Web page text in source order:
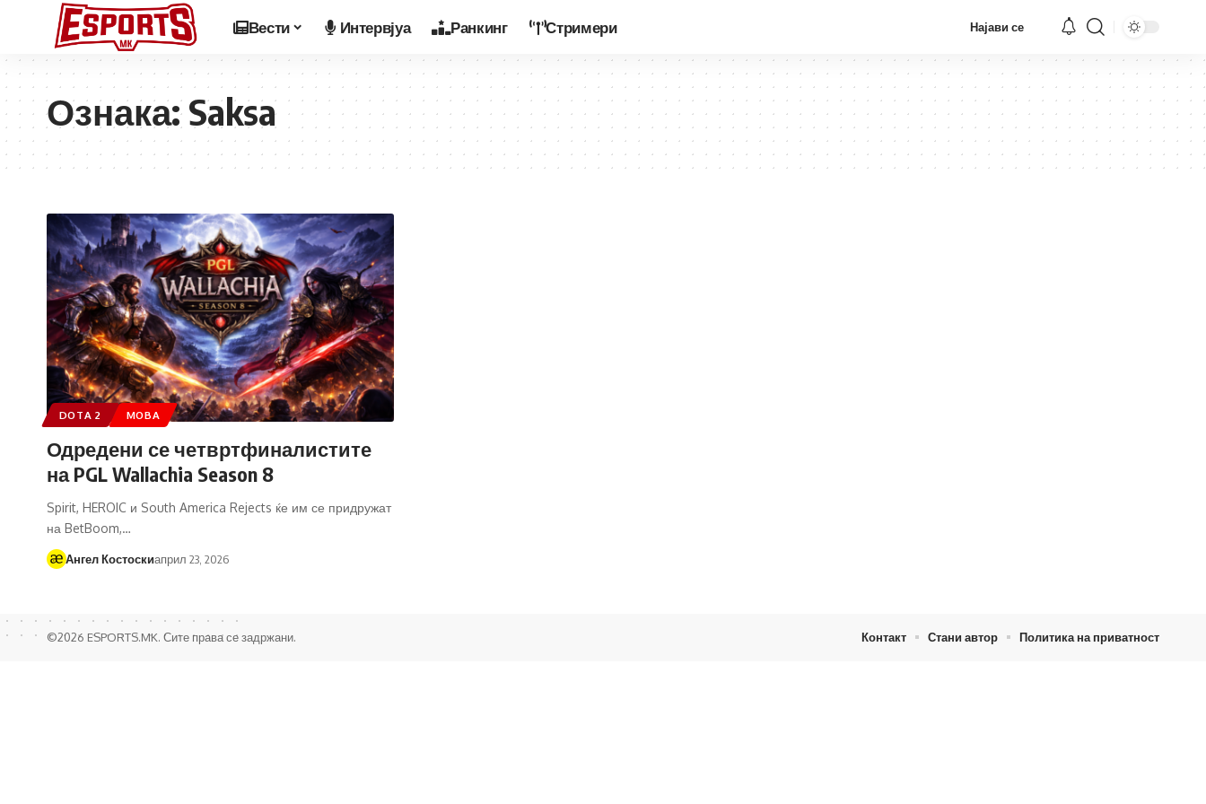
Вести Интервјуа Ранкинг Стримери Најави се
Ознака:Saksa
DOTA 2 MOBA
Одредени се четвртфиналистите
на PGL Wallachia Season 8
Spirit, HEROIC и South America Rejects ќе им се придружат
на BetBoom,…
Ангел Костоскиаприл 23, 2026
©2026 ESPORTS.MK. Сите права се задржани. Контакт Стани автор Политика на приватност